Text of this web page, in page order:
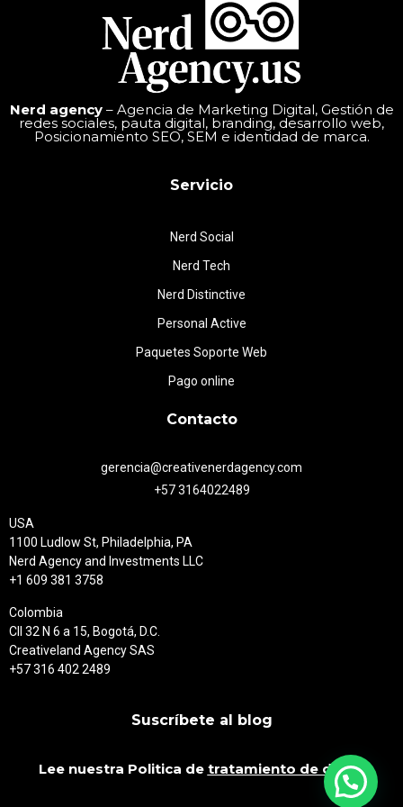
Nerd agency – Agencia de Marketing Digital, Gestión de
redes sociales, pauta digital, branding, desarrollo web,
Posicionamiento SEO, SEM e identidad de marca.
Servicio
Nerd Social
Nerd Tech
Nerd Distinctive
Personal Active
Paquetes Soporte Web
Pago online
Contacto
gerencia@creativenerdagency.com
+57 3164022489
USA
1100 Ludlow St, Philadelphia, PA
Nerd Agency and Investments LLC
+1 609 381 3758
Colombia
Cll 32 N 6 a 15, Bogotá, D.C.
Creativeland Agency SAS
+57 316 402 2489
Suscríbete al blog
Lee nuestra Politica de tratamiento de datos